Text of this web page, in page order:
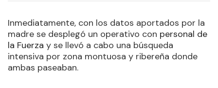
Inmediatamente, con los datos aportados por la
madre se desplegó un operativo con personal de
la Fuerza y se llevó a cabo una búsqueda
intensiva por zona montuosa y ribereña donde
ambas paseaban.